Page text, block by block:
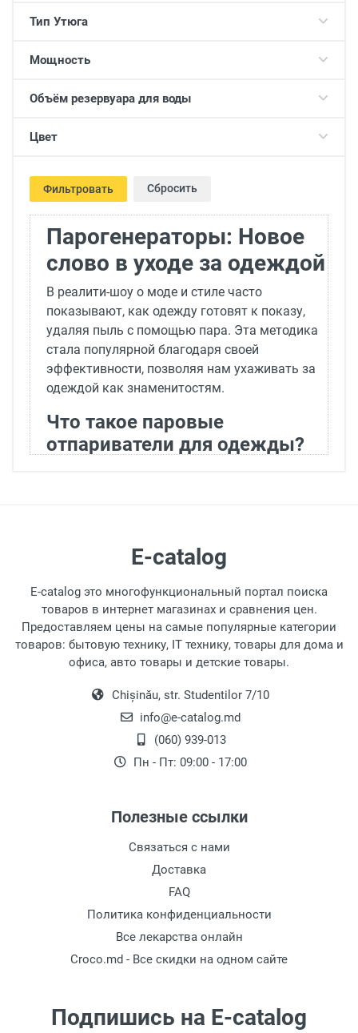
Тип Утюга
Мощность
Объём резервуара для воды
Цвет
Фильтровать Сбросить
Парогенераторы: Новое
слово в уходе за одеждой
В реалити-шоу о моде и стиле часто
показывают, как одежду готовят к показу,
удаляя пыль с помощью пара. Эта методика
стала популярной благодаря своей
эффективности, позволяя нам ухаживать за
одеждой как знаменитостям.
Что такое паровые
отпариватели для одежды?
легкий для транспортировки, идеален
размеры, он обеспечивает эффективный
пар для удаления легких складок и
других домашних нужд.
Стационарный отпариватель выглядит
деликатных тканей. Он прост в
использовании и оснащен несколькими
насадками для разглаживания одежды
средней и высокой плотности. В моделях
высокого класса пар подается более
Система глажения с паром представляет
утюг и парогенератор. Эти системы
различаются в зависимости от бренда.
Например, если вам нужен утюг средней
мощности, Karcher — хороший выбор, а
если важна высокая мощность и
быстрый пар, лучше выбрать Tefal.
отпаривателя?
E-catalog
E-catalog это многофункциональный портал поиска
товаров в интернет магазинах и сравнения цен.
Предоставляем цены на самые популярные категории
товаров: бытовую технику, IT технику, товары для дома и
офиса, авто товары и детские товары.
Chișinău, str. Studentilor 7/10
info@e-catalog.md
(060) 939-013
Пн - Пт: 09:00 - 17:00
Полезные ссылки
Связаться с нами
Доставка
FAQ
Политика конфиденциальности
Все лекарства онлайн
Croco.md - Все скидки на одном сайте
Подпишись на E-catalog